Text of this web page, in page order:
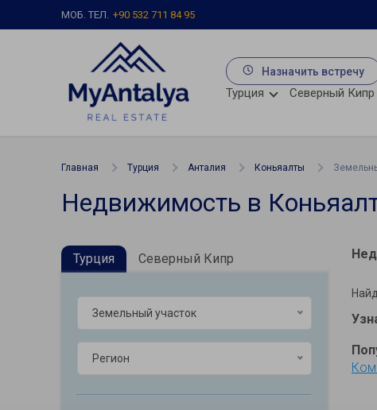
МОБ. ТЕЛ. +90 532 711 84 95
Назначить встречу
Турция Северный Кипр
Главная Турция Анталия Коньяалты
Недвижимость в
Турция Северный Кипр
Земельный участок
Регион